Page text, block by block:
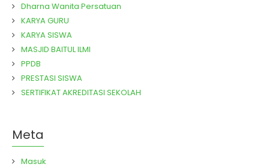
Dharna Wanita Persatuan
KARYA GURU
KARYA SISWA
MASJID BAITUL ILMI
PPDB
PRESTASI SISWA
SERTIFIKAT AKREDITASI SEKOLAH
Meta
Masuk